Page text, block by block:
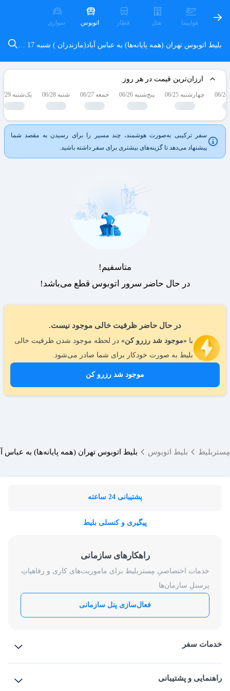
هواپیما هتل قطار اتوبوس سواری
بلیط اتوبوس تهران (همه پایانه‌ها) به عباس آباد(مازندران ) شنبه 17 مرداد
ارزان‌ترین قیمت در هر روز
چهارشنبه 06/25 پنج‌شنبه 06/26 جمعه 06/27 شنبه 06/28 یک‌شنبه 06/29
سفر ترکیبی به‌صورت هوشمند، چند مسیر را برای رسیدن به مقصد شما
پیشنهاد می‌دهد تا گزینه‌های بیشتری برای سفر داشته باشید.
در حال حاضر ظرفیت خالی موجود نیست.
با «موجود شد رزرو کن» در لحظه موجود شدن ظرفیت خالی
بلیط به صورت خودکار برای شما صادر می‌شود.
موجود شد رزرو کن
متاسفیم!
در حال حاضر سرور اتوبوس قطع می‌باشد!
مِستربلیط بلیط اتوبوس بلیط اتوبوس تهران (همه پایانه‌ها) به عباس
پشتیبانی 24 ساعته
پیگیری و کنسلی بلیط
راهکارهای سازمانی
خدمات اختصاصیِ مِستربلیط برای ماموریت‌های کاری و رفاهیاتِ
پرسنلِ سازمان‌ها
فعال‌سازی پنل سازمانی
خدمات سفر
بلیط قطار
راهنمایی و پشتیبانی